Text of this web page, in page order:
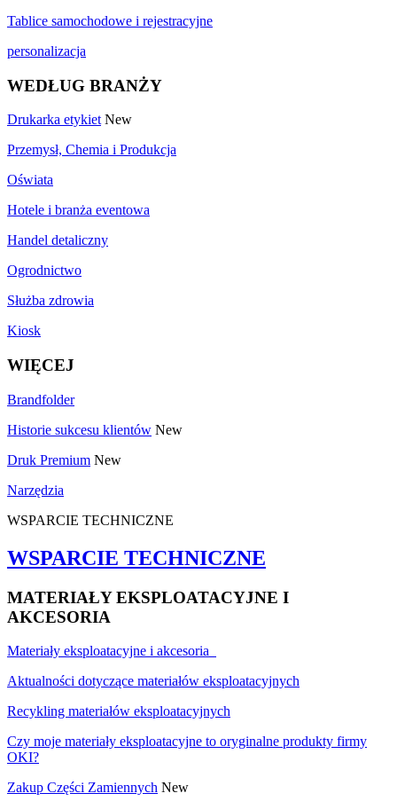
Tablice samochodowe i rejestracyjne
personalizacja
WEDŁUG BRANŻY
Drukarka etykiet New
Przemysł, Chemia i Produkcja
Oświata
Hotele i branża eventowa
Handel detaliczny
Ogrodnictwo
Służba zdrowia
Kiosk
WIĘCEJ
Brandfolder
Historie sukcesu klientów New
Druk Premium New
Narzędzia
WSPARCIE TECHNICZNE
WSPARCIE TECHNICZNE
MATERIAŁY EKSPLOATACYJNE I
AKCESORIA
Materiały eksploatacyjne i akcesoria
Aktualności dotyczące materiałów eksploatacyjnych
Recykling materiałów eksploatacyjnych
Czy moje materiały eksploatacyjne to oryginalne produkty firmy
OKI?
Zakup Części Zamiennych New